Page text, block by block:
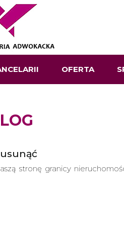
OFERTA
stronę granicy